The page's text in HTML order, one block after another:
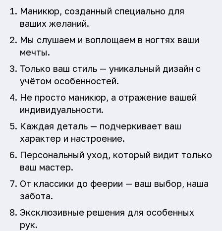
Маникюр, созданный специально для
ваших желаний.
Мы слушаем и воплощаем в ногтях ваши
мечты.
Только ваш стиль — уникальный дизайн с
учётом особенностей.
Не просто маникюр, а отражение вашей
индивидуальности.
Каждая деталь — подчеркивает ваш
характер и настроение.
Персональный уход, который видит только
ваш мастер.
От классики до феерии — ваш выбор, наша
забота.
Эксклюзивные решения для особенных
рук.